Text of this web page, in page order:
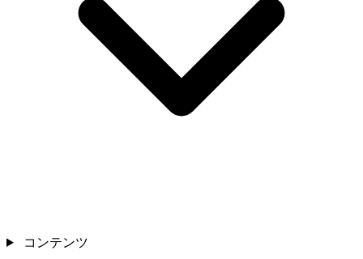
コンテンツ